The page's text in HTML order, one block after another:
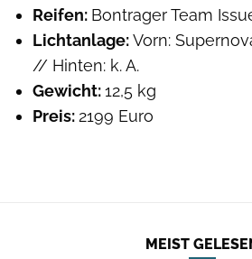
Reifen: Bontrager Team
Lichtanlage:Vorn:
// Hinten: k. A.
Gewicht:12,5 kg
Preis: 2199 Euro
MEIST